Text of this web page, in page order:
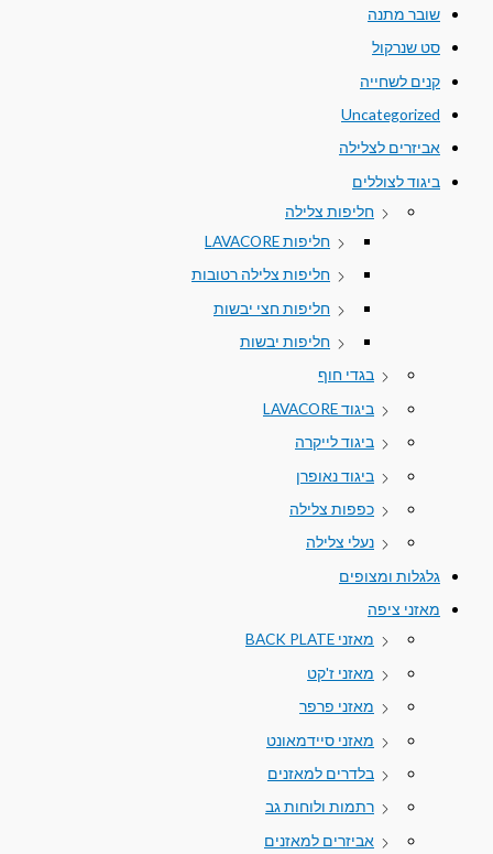
שובר מתנה
סט שנרקול
קנים לשחייה
Uncategorized
אביזרים לצלילה
ביגוד לצוללים
חליפות צלילה
חליפות LAVACORE
חליפות צלילה רטובות
חליפות חצי יבשות
חליפות יבשות
בגדי חוף
ביגוד LAVACORE
ביגוד לייקרה
ביגוד נאופרן
כפפות צלילה
נעלי צלילה
גלגלות ומצופים
מאזני ציפה
מאזני BACK PLATE
מאזני ז'קט
מאזני פרפר
מאזני סיידמאונט
בלדרים למאזנים
רתמות ולוחות גב
אביזרים למאזנים